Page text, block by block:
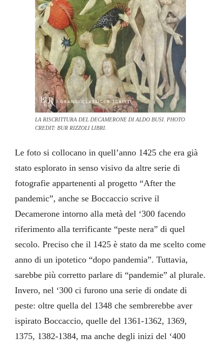
LA RISCRITTURA DEL DECAMERONE DI ALDO BUSI. PHOTO
CREDIT: BUR RIZZOLI LIBRI.
Le foto si collocano in quell’anno 1425 che era già
stato esplorato in senso visivo da altre serie di
fotografie appartenenti al progetto “After the
pandemic”, anche se Boccaccio scrive il
Decamerone intorno alla metà del ‘300 facendo
riferimento alla terrificante “peste nera” di quel
secolo. Preciso che il 1425 è stato da me scelto come
anno di un ipotetico “dopo pandemia”. Tuttavia,
sarebbe più corretto parlare di “pandemie” al plurale.
Invero, nel ‘300 ci furono una serie di ondate di
peste: oltre quella del 1348 che sembrerebbe aver
ispirato Boccaccio, quelle del 1361-1362, 1369,
1375, 1382-1384, ma anche degli inizi del ‘400